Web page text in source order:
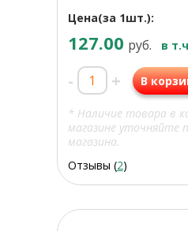
Цена(за 1шт.):
127.00 руб. в
- + В
* Наличие товара в
магазине уточняйте
магазина.
Отзывы (2)